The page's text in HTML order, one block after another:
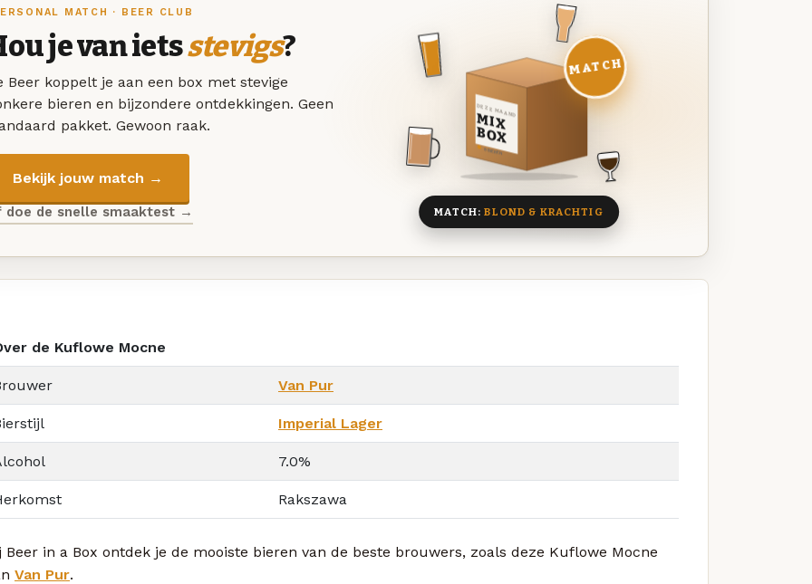
MATCH · BEER CLUB
je van ietsstevigs?
Beer koppelt je aan een box met stevige
bieren en bijzondere ontdekkingen. Geen
pakket. Gewoon raak.
Bekijk jouw match →
doe de snelle smaaktest →
DEZE MAAND
MIX
BOX
8 BIEREN
MATCH
MATCH:BLOND & KRACHTIG
de Kuflowe Mocne
Van Pur
Imperial Lager
7.0%
Rakszawa
Beer in a Box ontdek je de mooiste bieren van de beste brouwers, zoals deze Kuflowe Mocne
Van Pur.